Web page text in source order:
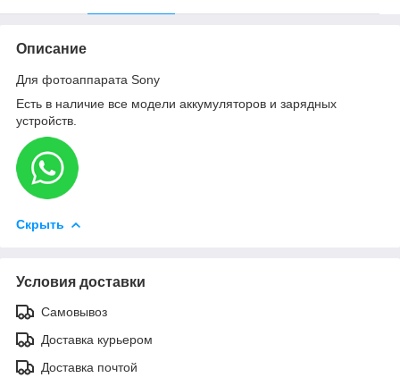
Описание
Для фотоаппарата Sony
Есть в наличие все модели аккумуляторов и зарядных
устройств.
Скрыть
Условия доставки
Самовывоз
Доставка курьером
Доставка почтой